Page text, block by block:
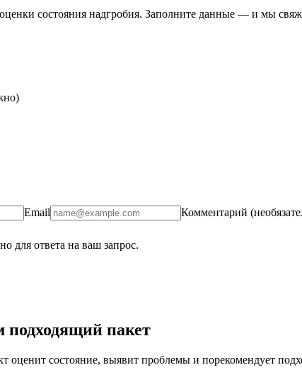
состояния надгробия. Заполните данные — и мы
Email Комментарий
для ответа на ваш запрос.
пакет
состояние, выявит проблемы и порекомендует